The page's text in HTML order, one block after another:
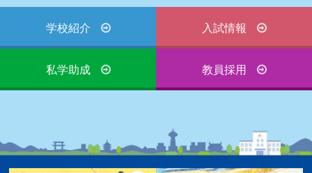
学校紹介 入試情報
私学助成 教員採用